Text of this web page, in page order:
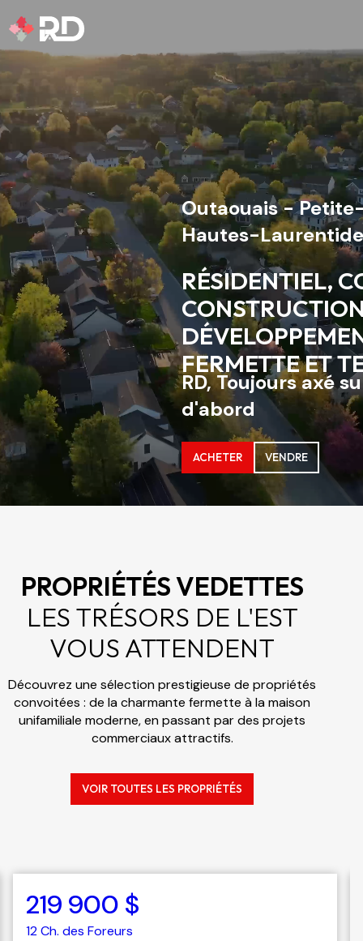
Outaouais -
Hautes-
RÉSIDENTIEL,
FERMETTE ET
RD, Toujours axé
d'abord
ACHETER VENDRE
PROPRIÉTÉS VEDETTES
LES TRÉSORS DE L'EST
VOUS ATTENDENT
Découvrez une sélection prestigieuse de propriétés
convoitées : de la charmante fermette à la maison
unifamiliale moderne, en passant par des projets
commerciaux attractifs.
VOIR TOUTES LES PROPRIÉTÉS
Nouvelle inscription
219 900 $
12 Ch. des Foreurs